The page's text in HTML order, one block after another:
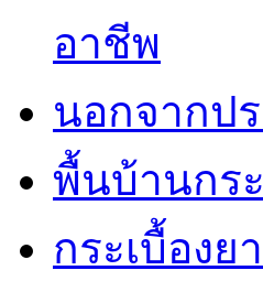
อาชีพ
นอกจากป
พื้นบ้านกร
กระเบื้อง